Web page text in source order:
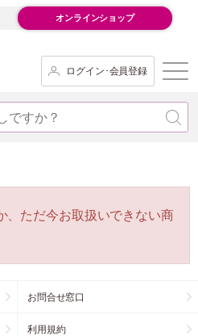
オンラインショップ
ログイン･会員登録
、ただ今お取扱いできない商
お問合せ窓口
利用規約